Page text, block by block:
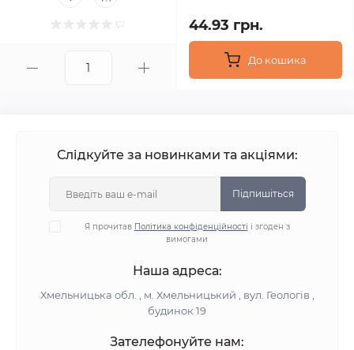
44.93 грн.
До кошика
Слідкуйте за новинками та акціями:
Підпишіться
Я прочитав Політика конфіденційності і згоден з
вимогами
Наша адреса:
Хмельницька обл. , м. Хмельницький , вул. Геологів ,
будинок 19
Зателефонуйте нам: